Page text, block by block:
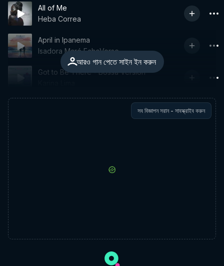
All of Me
Heba Correa
আরও গান পেতে সাইন ইন করুন
April in Ipanema
Isadora Maré EchoVerse
Got to Be There - Bossa Version
সব বিজ্ঞাপন সরান - সাবস্ক্রাইব করুন